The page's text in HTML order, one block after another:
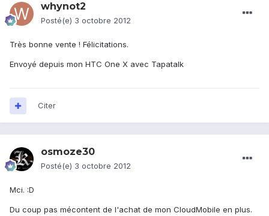
whynot2
Posté(e) 3 octobre 2012
Très bonne vente ! Félicitations.
Envoyé depuis mon HTC One X avec Tapatalk
Citer
osmoze30
Posté(e) 3 octobre 2012
Mci. :D
Du coup pas mécontent de l'achat de mon CloudMobile en plus.